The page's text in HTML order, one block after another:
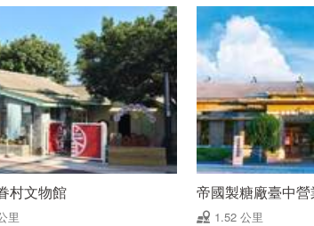
村文物館
里
帝國製糖廠臺中
1.52 公里